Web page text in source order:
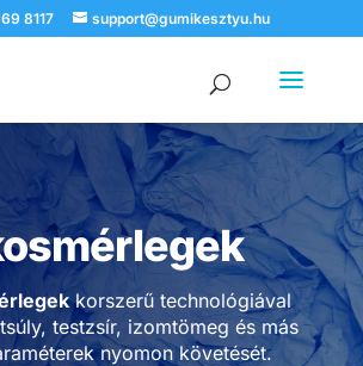
8117 support@gumikesztyu.hu
korszerű technológiával
testzsír, izomtömeg és más
nyomon követését.